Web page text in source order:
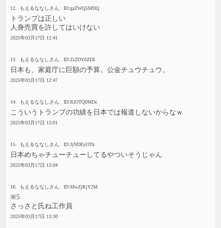
12. もえるななしさん. ID:gzZWQ5MDQ
トランプは正しい
人身売買を許してはいけない
2025年03月17日 12:41
13. もえるななしさん. ID:ZiZDY0ZDI
日本も、家庭庁に巨額の予算。公金チュウチュウ。
2025年03月17日 12:47
14. もえるななしさん. ID:RlOTQ0MDc
こういうトランプの功績を日本では報道しないからなｗ
2025年03月17日 13:01
15. もえるななしさん. ID:JjNDEyOTk
日本めちゃチューチューしてるやついそうじゃん
2025年03月17日 13:04
16. もえるななしさん. ID:MwZjRjY2M
※5
さっさと氏ね工作員
2025年03月17日 13:30